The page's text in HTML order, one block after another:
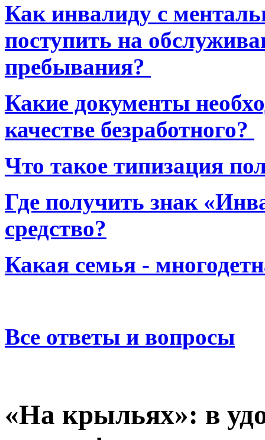
Как инвалиду с
поступить на
пребывания?
Какие документы
качестве безработного?
Что такое типизация
Где получить знак
средство?
Какая семья -
Все ответы и вопросы
«На крыльях»: в